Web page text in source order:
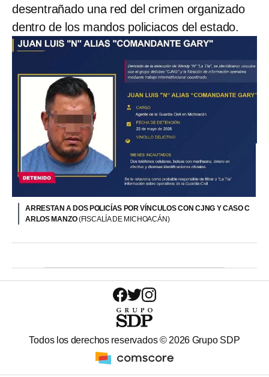
desentrañado una red del crimen organizado
dentro de los mandos policiacos del estado.
ARRESTAN A DOS POLICÍAS POR VÍNCULOS CON CJNG Y CASO C
ARLOS MANZO(FISCALÍA DE MICHOACÁN)
Todos los derechos reservados © 2026 Grupo SDP